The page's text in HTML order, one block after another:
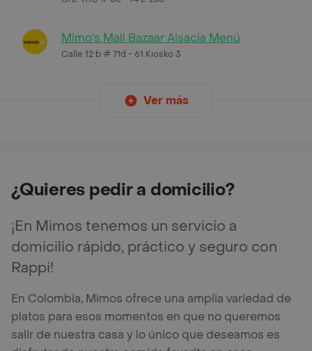
Mimo's Mall Bazaar Alsacia Menú
Calle 12 b # 71d - 61 Kiosko 3
Ver más
¿Quieres pedir a domicilio?
¡En Mimos tenemos un servicio a
domicilio rápido, práctico y seguro con
Rappi!
En Colombia, Mimos ofrece una amplia variedad de
platos para esos momentos en que no queremos
salir de nuestra casa y lo único que deseamos es